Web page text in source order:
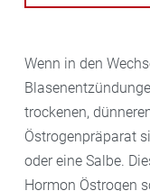
Wenn in den
trockenen,
Östrogenpräparat
oder eine Salbe.
Hormon Östrogen